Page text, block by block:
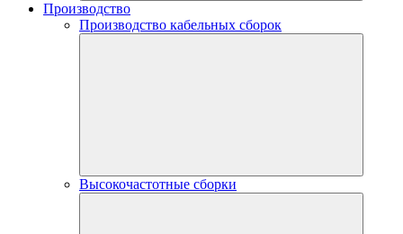
Производство
Производство кабельных сборок
Высокочастотные сборки